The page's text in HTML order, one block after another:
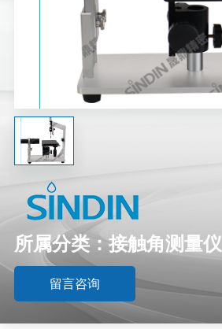
所属分类：接触角测量仪
留言咨询